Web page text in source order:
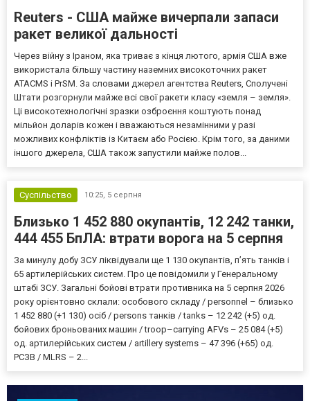
Reuters - США майже вичерпали запаси
ракет великої дальності
Через війну з Іраном, яка триває з кінця лютого, армія США вже
використала більшу частину наземних високоточних ракет
ATACMS і PrSM. За словами джерел агентства Reuters, Сполучені
Штати розгорнули майже всі свої ракети класу «земля – земля».
Ці високотехнологічні зразки озброєння коштують понад
мільйон доларів кожен і вважаються незамінними у разі
можливих конфліктів із Китаєм або Росією. Крім того, за даними
іншого джерела, США також запустили майже полов...
Суспільство 10:25, 5 серпня
Близько 1 452 880 окупантів, 12 242 танки,
444 455 БпЛА: втрати ворога на 5 серпня
За минулу добу ЗСУ ліквідували ще 1 130 окупантів, пʼять танків і
65 артилерійських систем. Про це повідомили у Генеральному
штабі ЗСУ. Загальні бойові втрати противника на 5 серпня 2026
року орієнтовно склали: особового складу / personnel – близько
1 452 880 (+1 130) осіб / persons танків / tanks – 12 242 (+5) од.
бойових броньованих машин / troop–carrying AFVs – 25 084 (+5)
од. артилерійських систем / artillery systems – 47 396 (+65) од.
РСЗВ / MLRS – 2...